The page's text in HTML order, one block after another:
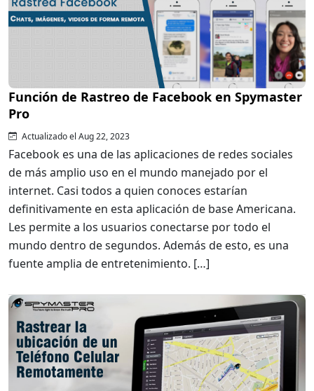
Función de Rastreo de Facebook en Spymaster
Pro
Actualizado el Aug 22, 2023
Facebook es una de las aplicaciones de redes sociales
de más amplio uso en el mundo manejado por el
internet. Casi todos a quien conoces estarían
definitivamente en esta aplicación de base Americana.
Les permite a los usuarios conectarse por todo el
mundo dentro de segundos. Además de esto, es una
fuente amplia de entretenimiento. […]